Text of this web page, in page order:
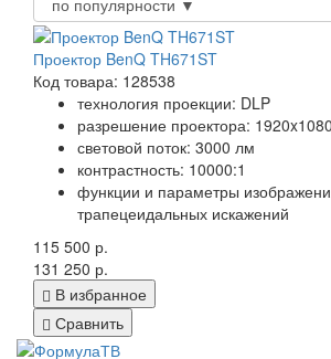
Проектор BenQ TH671ST
Код товара: 128538
технология проекции: DLP
разрешение проектора:
световой поток: 3000 лм
контрастность: 10000:1
функции и параметры
трапецеидальных искажений
115 500 р.
131 250 р.
В избранное
Сравнить